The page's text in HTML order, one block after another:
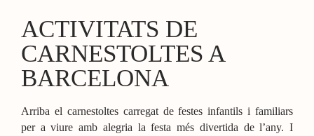
ACTIVITATS DE
CARNESTOLTES A
BARCELONA
Arriba el carnestoltes carregat de festes infantils i familiars
per a viure amb alegria la festa més divertida de l’any. I